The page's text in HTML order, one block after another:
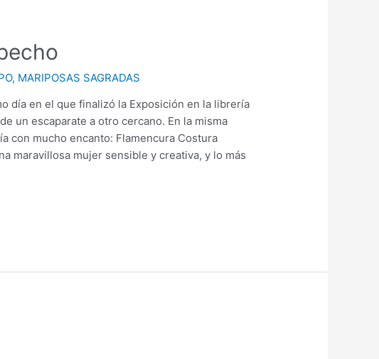
, MARIPOSAS SAGRADAS
día en el que finalizó la Exposición en la librería
un escaparate a otro cercano. En la misma
con mucho encanto: Flamencura Costura
maravillosa mujer sensible y creativa, y lo más